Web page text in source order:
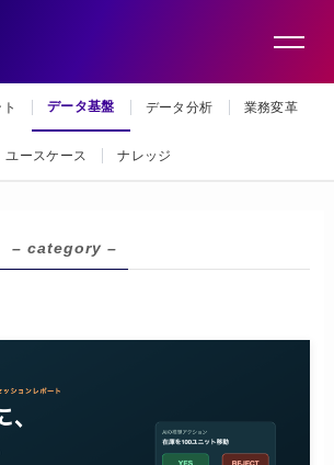
データ基盤 データ分析 業務変革
ユースケース ナレッジ
– category –